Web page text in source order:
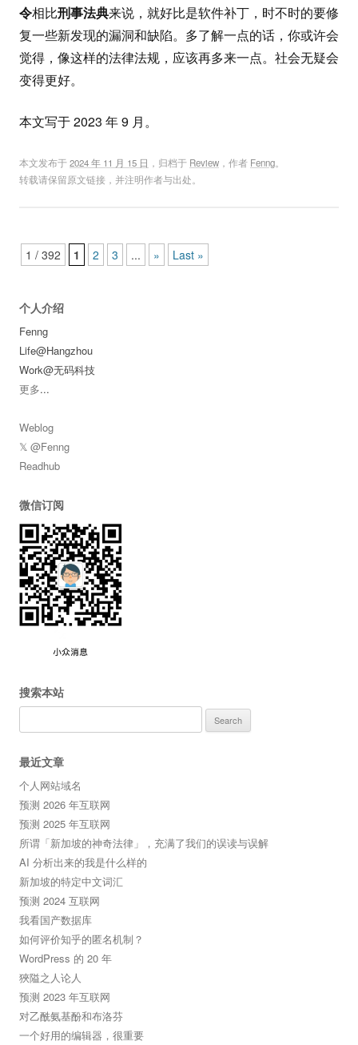
令相比刑事法典来说，就好比是软件补丁，时不时的要修
复一些新发现的漏洞和缺陷。多了解一点的话，你或许会
觉得，像这样的法律法规，应该再多来一点。社会无疑会
变得更好。
本文写于 2023 年 9 月。
本文发布于2024 年 11 月 15 日 ，归档于 Review ，作者 Fenng
转载请保留原文链接，并注明作者与出处。
Post navigation
1 / 392 1 2 3 ... » Last »
个人介绍
Fenng
Life@Hangzhou
Work@无码科技
更多...
Weblog
𝕏 @Fenng
Readhub
微信订阅
搜索本站
for:
最近文章
个人网站域名
预测 2026 年互联网
预测 2025 年互联网
所谓「新加坡的神奇法律」，充满了我们的误读与误解
AI 分析出来的我是什么样的
新加坡的特定中文词汇
预测 2024 互联网
我看国产数据库
如何评价知乎的匿名机制？
WordPress 的 20 年
狹隘之人论人
预测 2023 年互联网
对乙酰氨基酚和布洛芬
一个好用的编辑器，很重要